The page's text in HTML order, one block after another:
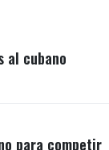
al cubano
para competir